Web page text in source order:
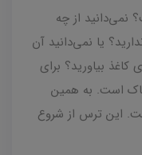
از چه
یا نمی‌دانید آن
بیاورید؟ برای
است. به همین
این ترس از شروع